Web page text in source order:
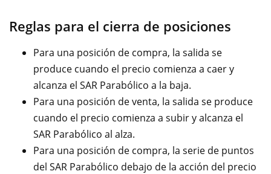
Reglas para el cierra de posiciones
Para una posición de compra, la salida se
produce cuando el precio comienza a caer y
alcanza el SAR Parabólico a la baja.
Para una posición de venta, la salida se produce
cuando el precio comienza a subir y alcanza el
SAR Parabólico al alza.
Para una posición de compra, la serie de puntos
del SAR Parabólico debajo de la acción del precio